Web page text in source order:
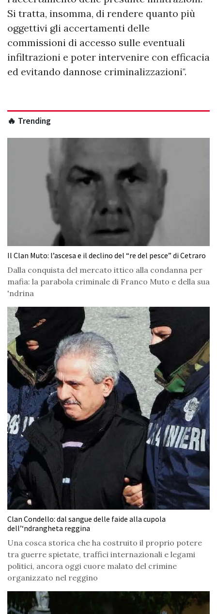
Si tratta, insomma, di rendere quanto più
oggettivi gli accertamenti delle
commissioni di accesso sulle eventuali
infiltrazioni e poter intervenire con efficacia
ed evitando dannose criminalizzazioni".
🔥 Trending
Il Clan Muto: l’ascesa e il declino del “re del pesce” di Cetraro
Dalla conquista del mercato ittico alla condanna per
mafia: la parabola criminale di Franco Muto e della sua
'ndrina
Clan Condello: dal sangue delle faide alla cupola
dell’‘ndrangheta reggina
Una cosca storica che ha costruito il proprio potere
tra guerre spietate, traffici internazionali e legami
politici, ancora oggi cuore malato del crimine
organizzato nel reggino